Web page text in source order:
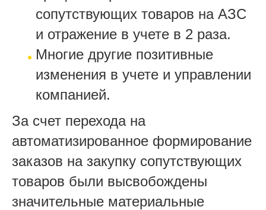
сопутствующих товаров на АЗС
и отражение в учете в 2 раза.
Многие другие позитивные
изменения в учете и управлении
компанией.
За счет перехода на
автоматизированное формирование
заказов на закупку сопутствующих
товаров были высвобождены
значительные материальные